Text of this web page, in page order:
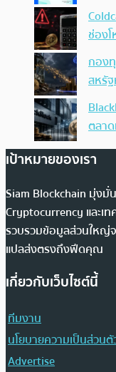
ช่องโ
กองทุ
สหรั
ตลา
เป้าหมายของเรา
Siam Blockchain มุ่งมั่
Cryptocurrency และเ
รวบรวมข้อมูลส่วนใหญ่จ
แปลส่งตรงถึงฟีดคุณ
เกี่ยวกับเว็บไซต์นี้
ทีมงาน
นโยบายความเป็นส่วนตั
Advertise